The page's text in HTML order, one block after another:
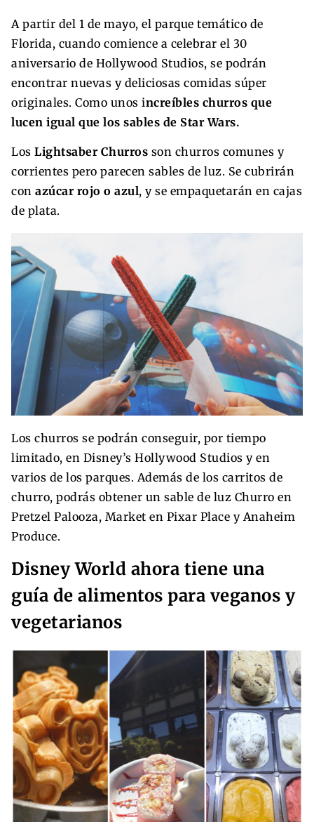
A partir del 1 de mayo, el parque temático de
Florida, cuando comience a celebrar el 30
aniversario de Hollywood Studios, se podrán
encontrar nuevas y deliciosas comidas súper
originales. Como unos increíbles churros que
lucen igual que los sables de Star Wars.
Los Lightsaber Churros son churros comunes y
corrientes pero parecen sables de luz. Se cubrirán
con azúcar rojo o azul, y se empaquetarán en cajas
de plata.
Los churros se podrán conseguir, por tiempo
limitado, en Disney’s Hollywood Studios y en
varios de los parques. Además de los carritos de
churro, podrás obtener un sable de luz Churro en
Pretzel Palooza, Market en Pixar Place y Anaheim
Produce.
Disney World ahora tiene una
guía de alimentos para veganos y
vegetarianos